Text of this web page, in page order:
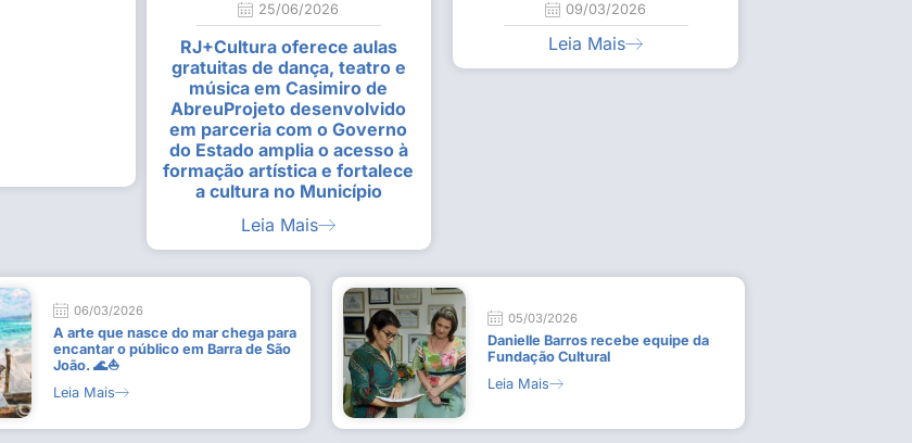
Estudantes vivenciam experiência artística em visita guiada à exposição “Em
Busca do Divino”, em Rio Dourado
9 de julho de 2026
Leia Mais
25/06/2026
RJ+Cultura oferece aulas
gratuitas de dança, teatro e
música em Casimiro de
AbreuProjeto desenvolvido
em parceria com o Governo
do Estado amplia o acesso à
formação artística e fortalece
a cultura no Município
Leia Mais
09/03/2026
Leia Mais
06/03/2026
A arte que nasce do mar chega para
encantar o público em Barra de São
João. 🌊⛵
Leia Mais
05/03/2026
Danielle Barros recebe equipe da
Fundação Cultural
Leia Mais